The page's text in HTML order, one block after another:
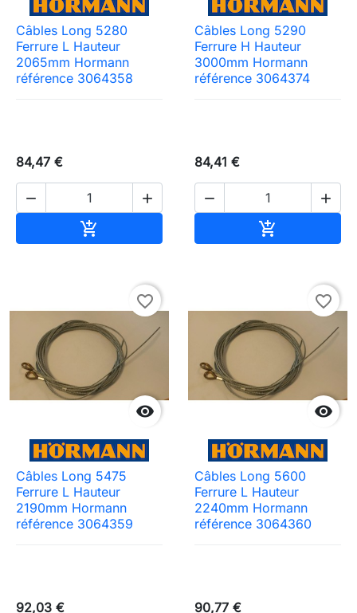
Câbles Long 5280
Ferrure L Hauteur
2065mm Hormann
référence 3064358
84,47 €
 

Câbles Long 5290
Ferrure H Hauteur
3000mm Hormann
référence 3064374
84,41 €
 


favorite_border
Câbles Long 5475
Ferrure L Hauteur
2190mm Hormann
référence 3064359
92,03 €

favorite_border
Câbles Long 5600
Ferrure L Hauteur
2240mm Hormann
référence 3064360
90,77 €